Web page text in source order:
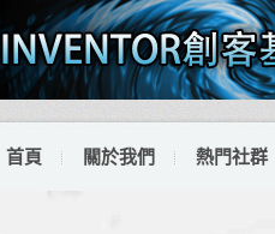
首頁 關於我們 熱門社群